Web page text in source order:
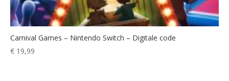
Carnival Games – Nintendo Switch – Digitale code
€ 19,99